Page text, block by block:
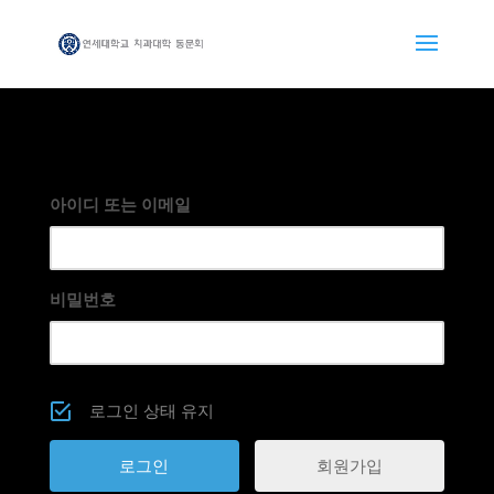
아이디 또는 이메일
비밀번호
로그인 상태 유지
회원가입